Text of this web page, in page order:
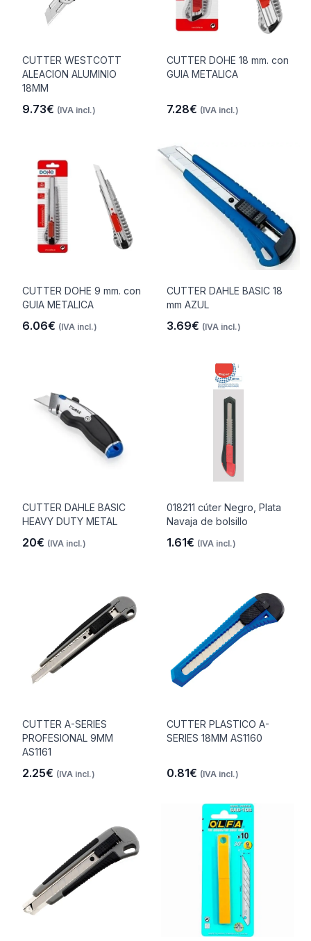
CUTTER WESTCOTT
ALEACION ALUMINIO
18MM
9.73€ (IVA incl.)
CUTTER DOHE 18 mm. con
GUIA METALICA
7.28€ (IVA incl.)
CUTTER DOHE 9 mm. con
GUIA METALICA
6.06€ (IVA incl.)
CUTTER DAHLE BASIC 18
mm AZUL
3.69€ (IVA incl.)
CUTTER DAHLE BASIC
HEAVY DUTY METAL
20€ (IVA incl.)
018211 cúter Negro, Plata
Navaja de bolsillo
1.61€ (IVA incl.)
CUTTER A-SERIES
PROFESIONAL 9MM
AS1161
2.25€ (IVA incl.)
CUTTER PLASTICO A-
SERIES 18MM AS1160
0.81€ (IVA incl.)